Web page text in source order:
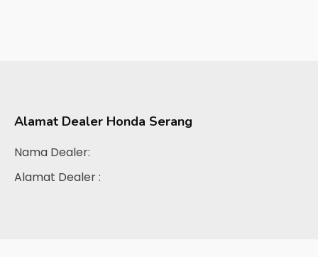
Alamat Dealer Honda Serang
Nama Dealer:
Alamat Dealer :